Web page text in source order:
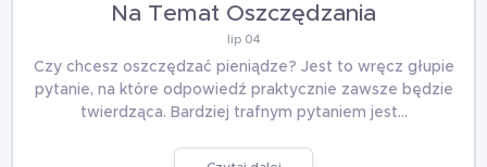
Na Temat Oszczędzania
lip 04
Czy chcesz oszczędzać pieniądze? Jest to wręcz głupie
pytanie, na które odpowiedź praktycznie zawsze będzie
twierdząca. Bardziej trafnym pytaniem jest…